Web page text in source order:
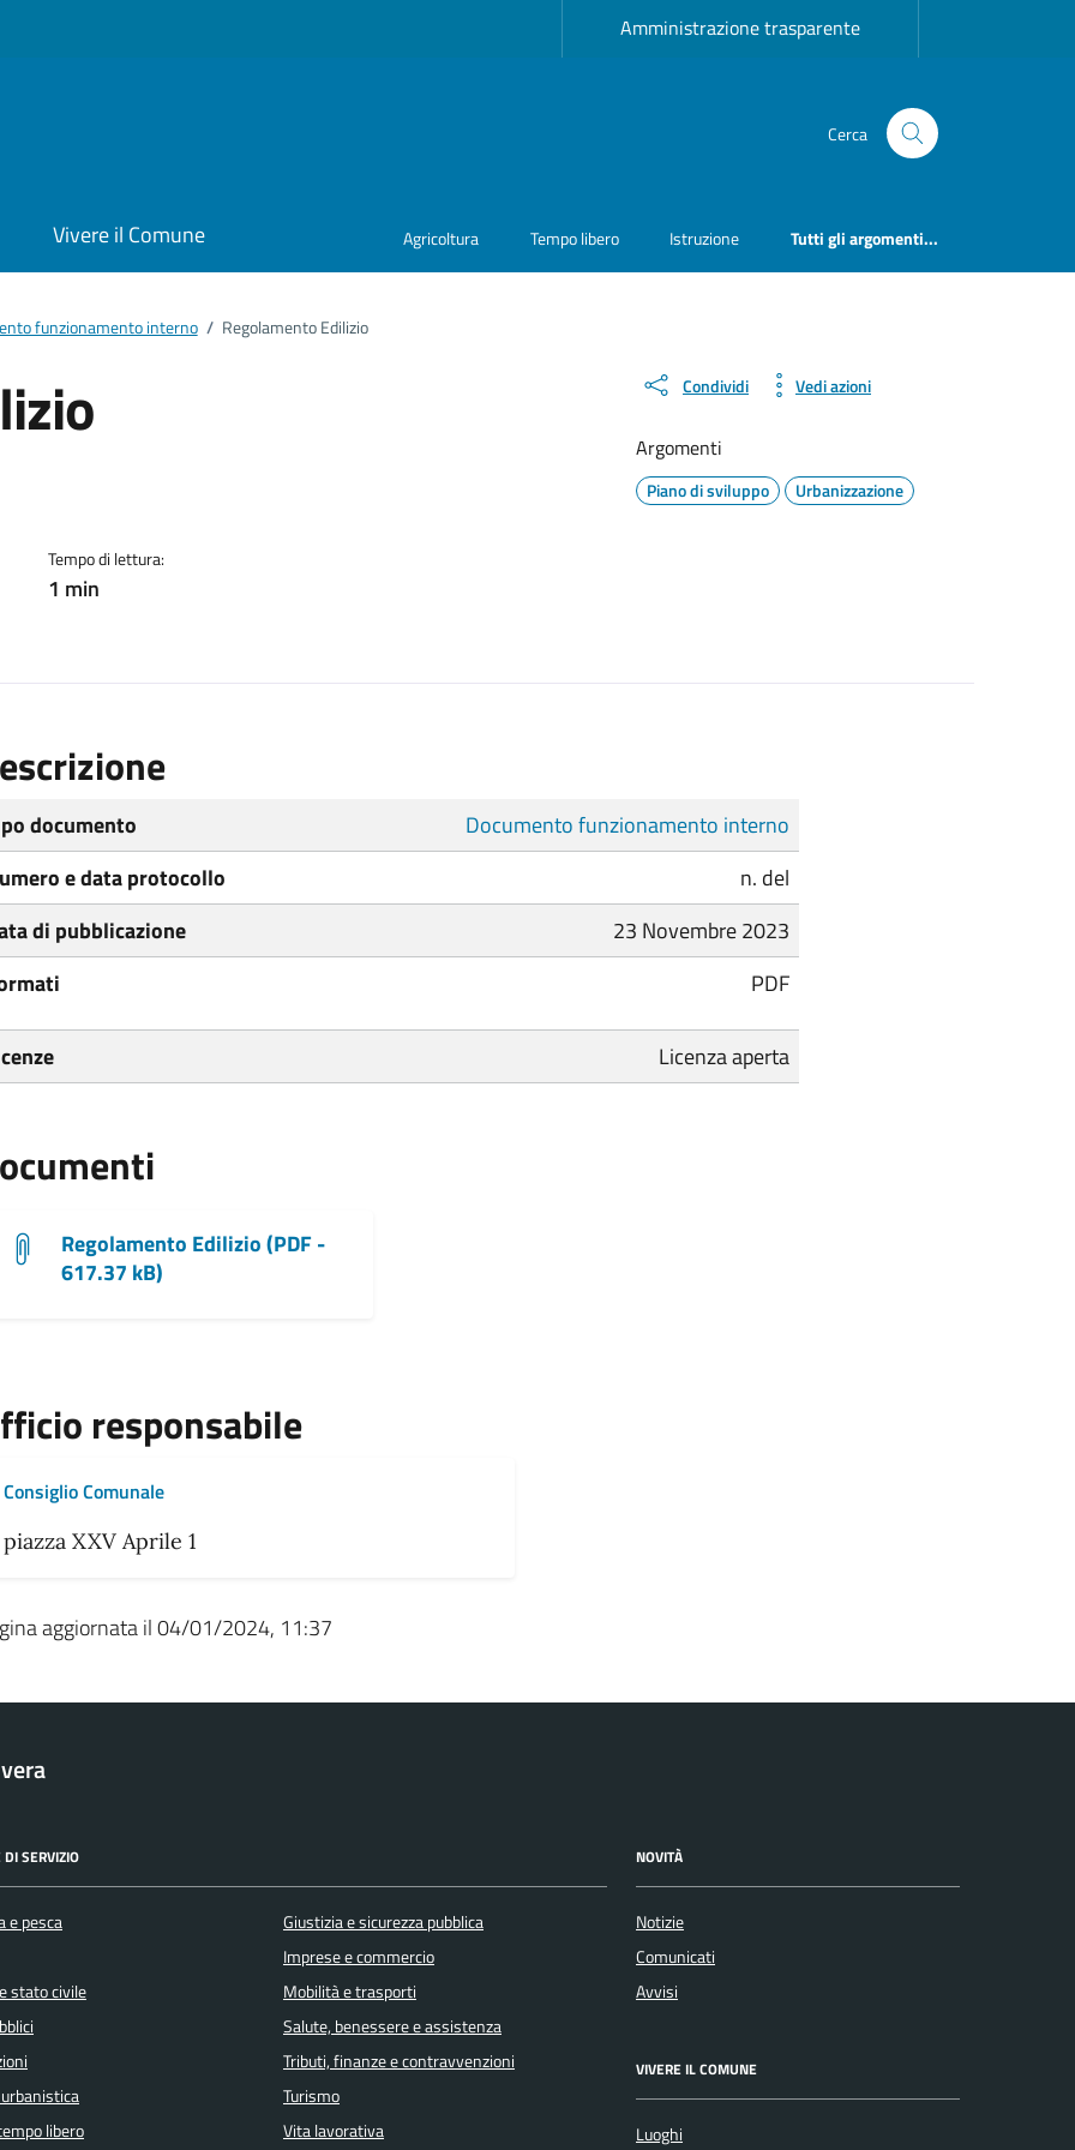
Amministrazione trasparente
Cerca
Vivere il Comune Agricoltura Tempo libero Istruzione Tutti gli argomenti...
funzionamento interno / Regolamento Edilizio
Tempo di lettura:
1 min
Condividi Vedi azioni
Argomenti
Piano di sviluppo Urbanizzazione
documento
Documento funzionamento interno
e data protocollo
n. del
di pubblicazione
23 Novembre 2023
PDF
Licenza aperta
Regolamento Edilizio (PDF -
617.37 kB)
responsabile
Consiglio Comunale
piazza XXV Aprile 1
aggiornata il 04/01/2024, 11:37
DI SERVIZIO
e pesca
stato civile
libero
Giustizia e sicurezza pubblica
Imprese e commercio
Mobilità e trasporti
Salute, benessere e assistenza
Tributi, finanze e contravvenzioni
Turismo
Vita lavorativa
NOVITÀ
Notizie
Comunicati
Avvisi
VIVERE IL COMUNE
Luoghi